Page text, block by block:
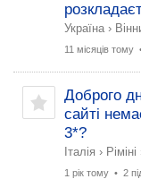
Україна ›
11 місяців тому
Доброго
сайті
3*?
Італія › Ріміні
1 рік тому • 2